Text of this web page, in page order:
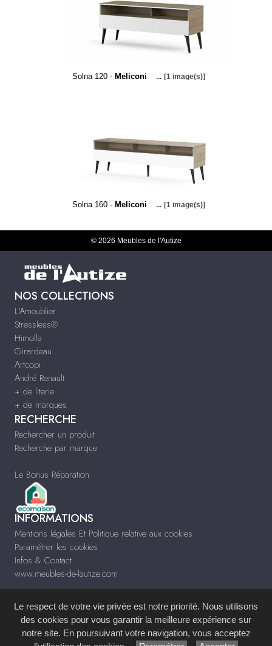
Solna 120 - Meliconi ... [1 image(s)]
Solna 160 - Meliconi ... [1 image(s)]
© 2026 Meubles de l'Autize
NOS COLLECTIONS
L'Ameublier
Stressless®
Himolla
Girardeau
Artcopi
André Renault
+ de literie
+ de marques
RECHERCHE
Rechercher un produit
Recherche par marque
Le Bonus Réparation
INFORMATIONS
Mentions légales Et Politique relative aux cookies
Paramétrer les cookies
Infos & Contact
www.meubles-de-lautize.com
Site réalisé avec leSystème de Gestion de Contenu (SGC)imagenia, créé et
Le respect de votre vie privée est notre priorité. Nous utilisons
des cookies pour vous garantir la meilleure expérience sur
notre site. En poursuivant votre navigation, vous acceptez